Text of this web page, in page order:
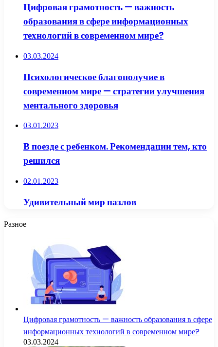
Цифровая грамотность — важность
образования в сфере информационных
технологий в современном мире?
03.03.2024
Психологическое благополучие в
современном мире — стратегии улучшения
ментального здоровья
03.01.2023
В поезде с ребенком. Рекомендации тем, кто
решился
02.01.2023
Удивительный мир пазлов
Разное
Цифровая грамотность — важность образования в сфере
информационных технологий в современном мире?
03.03.2024